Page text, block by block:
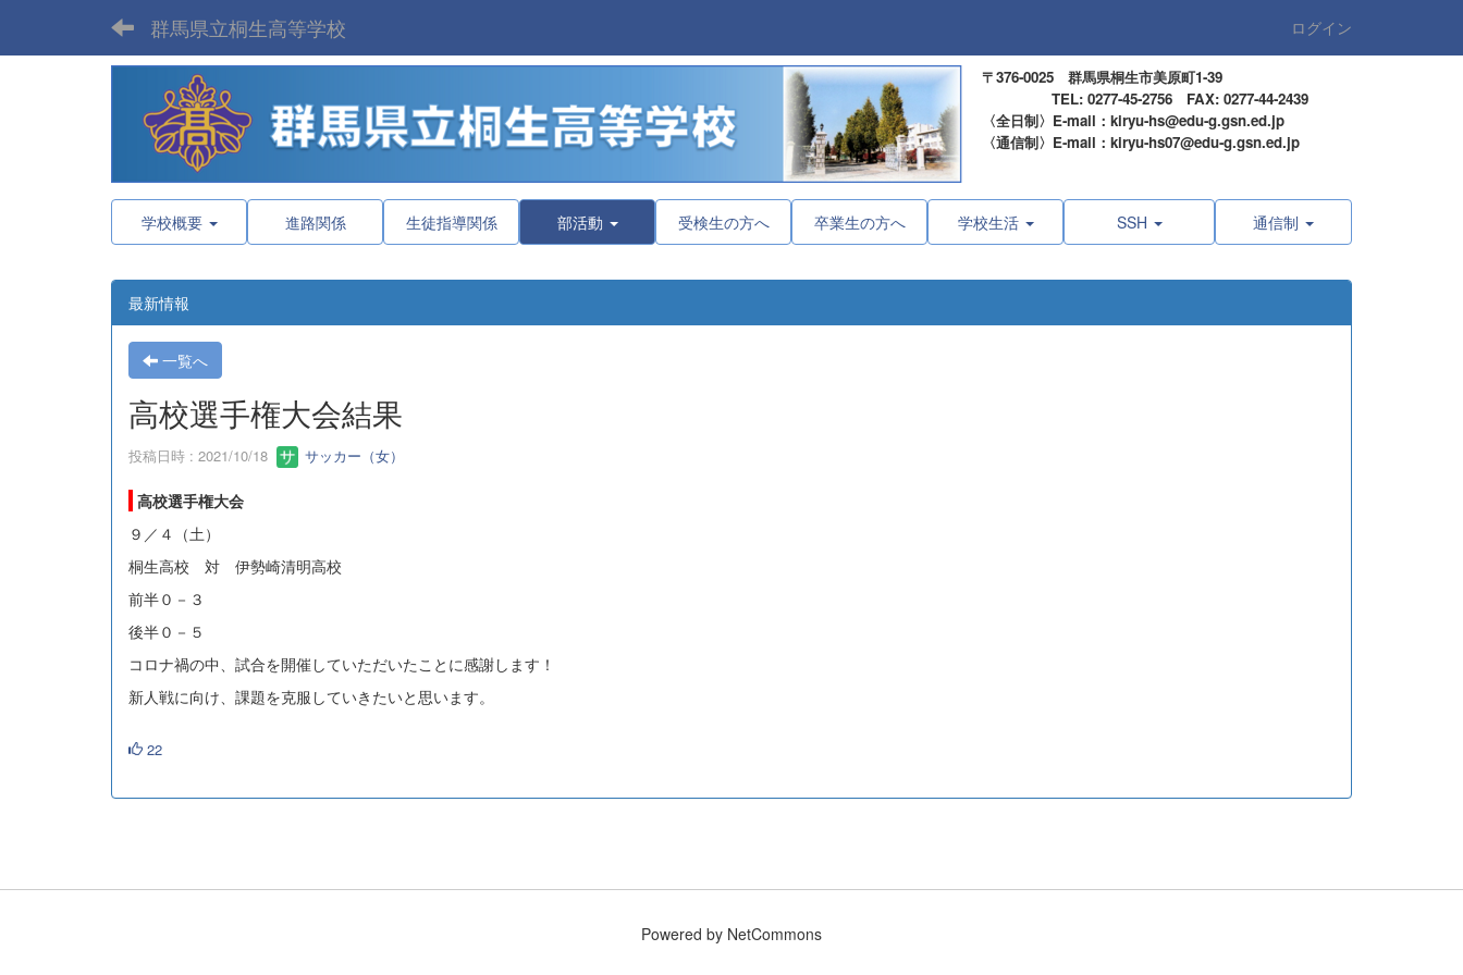
群馬県立桐生高等学校 ログイン
〒376-0025 群馬県桐生市美原町1-39
TEL: 0277-45-2756 FAX: 0277-44-2439
〈全日制〉E-mail：kiryu-hs@edu-g.gsn.ed.jp
〈通信制〉E-mail：kiryu-hs07@edu-g.gsn.ed.jp
学校概要 進路関係 生徒指導関係 部活動 受検生の方へ 卒業生の方へ 学校生活 SSH 通信制
最新情報
一覧へ
高校選手権大会結果
投稿日時 : 2021/10/18 サッカー（女）
高校選手権大会
９／４（土）
桐生高校 対 伊勢崎清明高校
前半０－３
後半０－５
コロナ禍の中、試合を開催していただいたことに感謝します！
新人戦に向け、課題を克服していきたいと思います。
22
Powered by NetCommons